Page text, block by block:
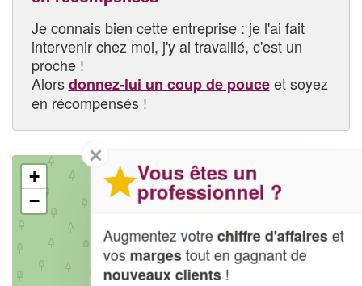
Je connais bien cette entreprise : je l'ai fait
intervenir chez moi, j'y ai travaillé, c'est un
proche !
Alorsdonnez-lui un coup de pouceet soyez
en récompensés !
+
−
✕
Vous êtes un
professionnel ?
Augmentez votrechiffre d'affaireset
vos margestout en gagnant de
nouveaux clients!